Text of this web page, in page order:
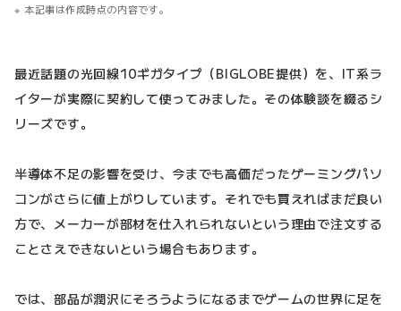
本記事は作成時点の内容です。
最近話題の光回線10ギガタイプ（BIGLOBE提供）を、IT系ラ
イターが実際に契約して使ってみました。その体験談を綴るシ
リーズです。
半導体不足の影響を受け、今までも高価だったゲーミングパソ
コンがさらに値上がりしています。それでも買えればまだ良い
方で、メーカーが部材を仕入れられないという理由で注文する
ことさえできないという場合もあります。
では、部品が潤沢にそろうようになるまでゲームの世界に足を